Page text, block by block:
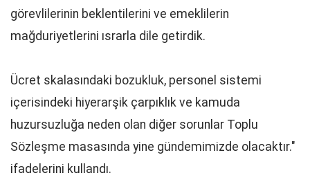
görevlilerinin beklentilerini ve emeklilerin
mağduriyetlerini ısrarla dile getirdik.
Ücret skalasındaki bozukluk, personel sistemi
içerisindeki hiyerarşik çarpıklık ve kamuda
huzursuzluğa neden olan diğer sorunlar Toplu
Sözleşme masasında yine gündemimizde olacaktır."
ifadelerini kullandı.